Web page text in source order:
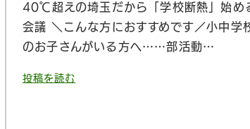
40℃超えの埼玉だから「学校断熱」始め
会議 ＼こんな方におすすめです／小中学
のお子さんがいる方へ……部活動…
投稿を読む